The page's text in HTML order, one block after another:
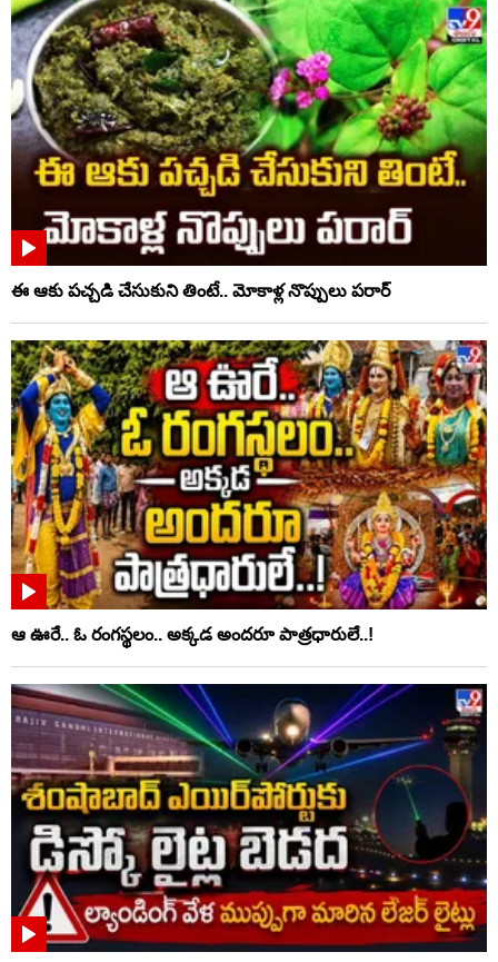
ఈ ఆకు పచ్చడి చేసుకుని తింటే.. మోకాళ్ల నొప్పులు పరార్‌
ఆ ఊరే.. ఓ రంగస్థలం.. అక్కడ అందరూ పాత్రధారులే..!